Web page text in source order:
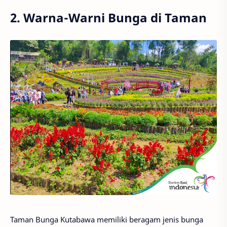
2. Warna-Warni Bunga di Taman
Taman Bunga Kutabawa memiliki beragam jenis bunga